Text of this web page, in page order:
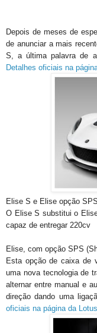
Depois de meses de
de anunciar a mais
S, a última palavra de
Detalhes oficiais na
Elise S e Elise opção
O Elise S substitui o
capaz de entregar 220cv
Elise, com opção SPS
Esta opção de caixa de
uma nova tecnologia de
alternar entre manual e
direção dando uma
oficiais na página da Lotus